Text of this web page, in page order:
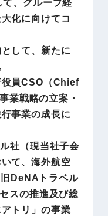
、グループ経
化に向けてコ
して、新たに
役員CSO（Chief
業戦略の立案・
事業の成長に
社（現当社子会
て、海外航空
DeNAトラベル
スの推進及び総
トリ」の事業